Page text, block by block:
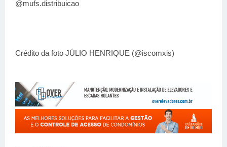
@mufs.distribuicao
Crédito da foto JÚLIO HENRIQUE (@iscomxis)